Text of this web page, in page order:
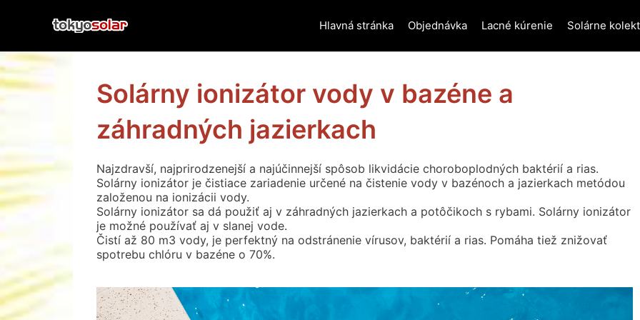
Hlavná stránka Objednávka Lacné kúrenie Solárne
Solárny ionizátor vody v bazéne a
záhradných jazierkach
Najzdravší, najprirodzenejší a najúčinnejší spôsob likvidácie choroboplodných baktérií a rias.
Solárny ionizátor je čistiace zariadenie určené na čistenie vody v bazénoch a jazierkach metódou
založenou na ionizácii vody.
Solárny ionizátor sa dá použiť aj v záhradných jazierkach a potôčikoch s rybami. Solárny ionizátor
je možné používať aj v slanej vode.
Čistí až 80 m3 vody, je perfektný na odstránenie vírusov, baktérií a rias. Pomáha tiež znižovať
spotrebu chlóru v bazéne o 70%.